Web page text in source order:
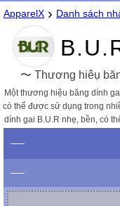
ApparelX › Danh sách
〜 Thương hiêụ
Một thương hiệu băng dính
có thể được sử dụng trong
dính gai B.U.R nhẹ, bền, có